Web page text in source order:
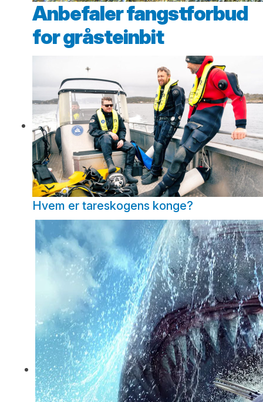
Anbefaler fangstforbud
for gråsteinbit
Hvem er tareskogens konge?